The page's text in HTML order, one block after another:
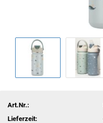
Art.Nr.:
Lieferzeit: